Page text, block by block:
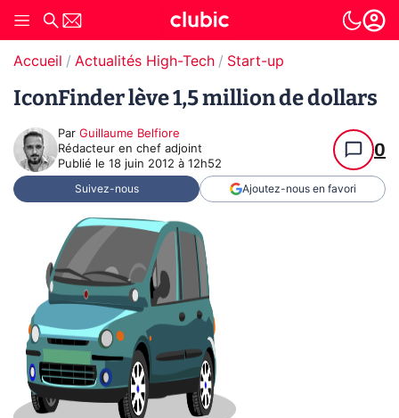
Accueil Actualités High-Tech Start-up
IconFinder lève 1,5 million de dollars
Par Guillaume Belfiore
Rédacteur en chef adjoint
Publié le 18 juin 2012 à 12h52
0
Suivez-nous Ajoutez-nous en favori